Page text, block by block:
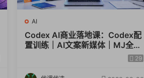
AI
Codex AI商业落地课：Codex配
置训练｜AI文案新媒体｜MJ全品
29